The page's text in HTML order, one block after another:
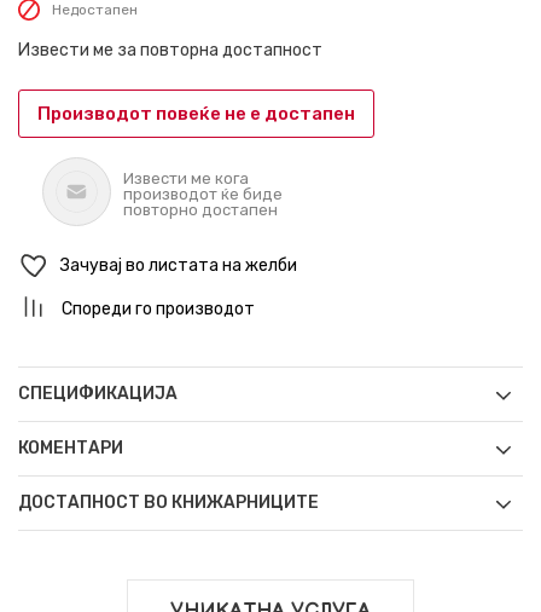
Недостапен
Извести ме за повторна достапност
Производот повеќе не е достапен
Извести ме кога
производот ќе биде
повторно достапен
Зачувај во листата на желби
Спореди го производот
СПЕЦИФИКАЦИЈА
КОМЕНТАРИ
ДОСТАПНОСТ ВО КНИЖАРНИЦИТЕ